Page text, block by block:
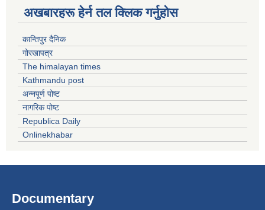
अखबारहरू हेर्न तल क्लिक गर्नुहोस
कान्तिपुर दैनिक
गोरखापत्र
The himalayan times
Kathmandu post
अन्नपूर्ण पोष्ट
नागरिक पोष्ट
Republica Daily
Onlinekhabar
Documentary